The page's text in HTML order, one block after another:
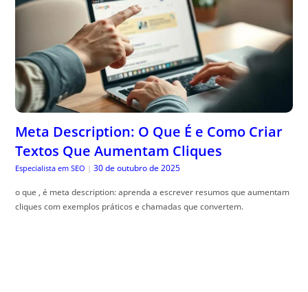
Meta Description: O Que É e Como Criar
Textos Que Aumentam Cliques
Especialista em SEO | 30 de outubro de 2025
o que , é meta description: aprenda a escrever resumos que aumentam
cliques com exemplos práticos e chamadas que convertem.